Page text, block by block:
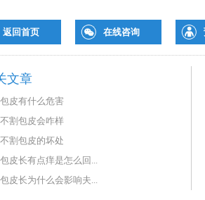
返回首页 在线咨询
文章
皮有什么危害
割包皮会咋样
割包皮的坏处
皮长有点痒是怎么回...
皮长为什么会影响夫...